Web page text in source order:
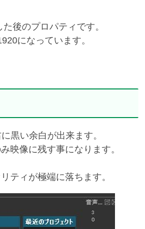
後のプロパティです。
になっています。
黒い余白が出来ます。
映像に残す事になります。
ティが極端に落ちます。